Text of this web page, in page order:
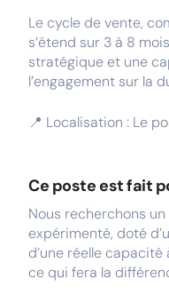
Le cycle de vente,
s’étend sur 3 à 8
stratégique et une
l’engagement sur la
📍 Localisation : Le
Ce poste est fait
Nous recherchons
expérimenté, doté
d’une réelle
ce qui fera la